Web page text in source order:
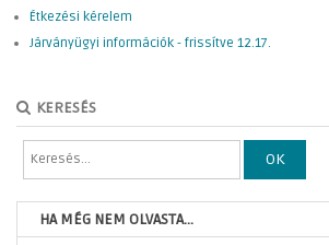
Étkezési kérelem
Járványügyi információk - frissítve 12.17.
KERESÉS
OK
HA MÉG NEM OLVASTA...